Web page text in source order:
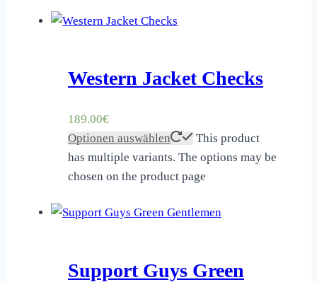
Western Jacket Checks
189.00€
Optionen auswählen
This product
has multiple variants. The options may be
chosen on the product page
Support Guys Green